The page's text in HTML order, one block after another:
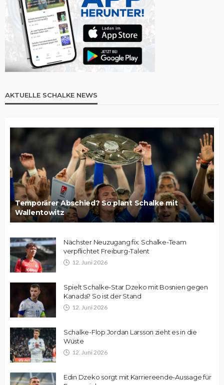
AKTUELLE SCHALKE NEWS
Temporärer Abschied? So plant Schalke mit
Wallentowitz
Nächster Neuzugang fix: Schalke-Team
verpflichtet Freiburg-Talent
12. Juni 2026
Spielt Schalke-Star Dzeko mit Bosnien gegen
Kanada? So ist der Stand
12. Juni 2026
Schalke-Flop Jordan Larsson zieht es in die
Wüste
12. Juni 2026
Edin Dzeko sorgt mit Karriereende-Aussage für